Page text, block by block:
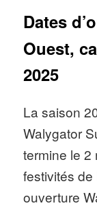
Agen
Ouest
000
3
chute
Dates
Ouest,
2025
La saison
Walygator
termine le 2
festivités
ouverture